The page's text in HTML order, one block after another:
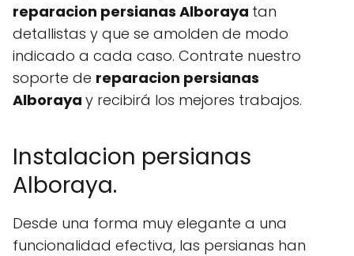
reparacion persianas Alboraya tan
detallistas y que se amolden de modo
indicado a cada caso. Contrate nuestro
soporte de reparacion persianas
Alboraya y recibirá los mejores trabajos.
Instalacion persianas
Alboraya.
Desde una forma muy elegante a una
funcionalidad efectiva, las persianas han